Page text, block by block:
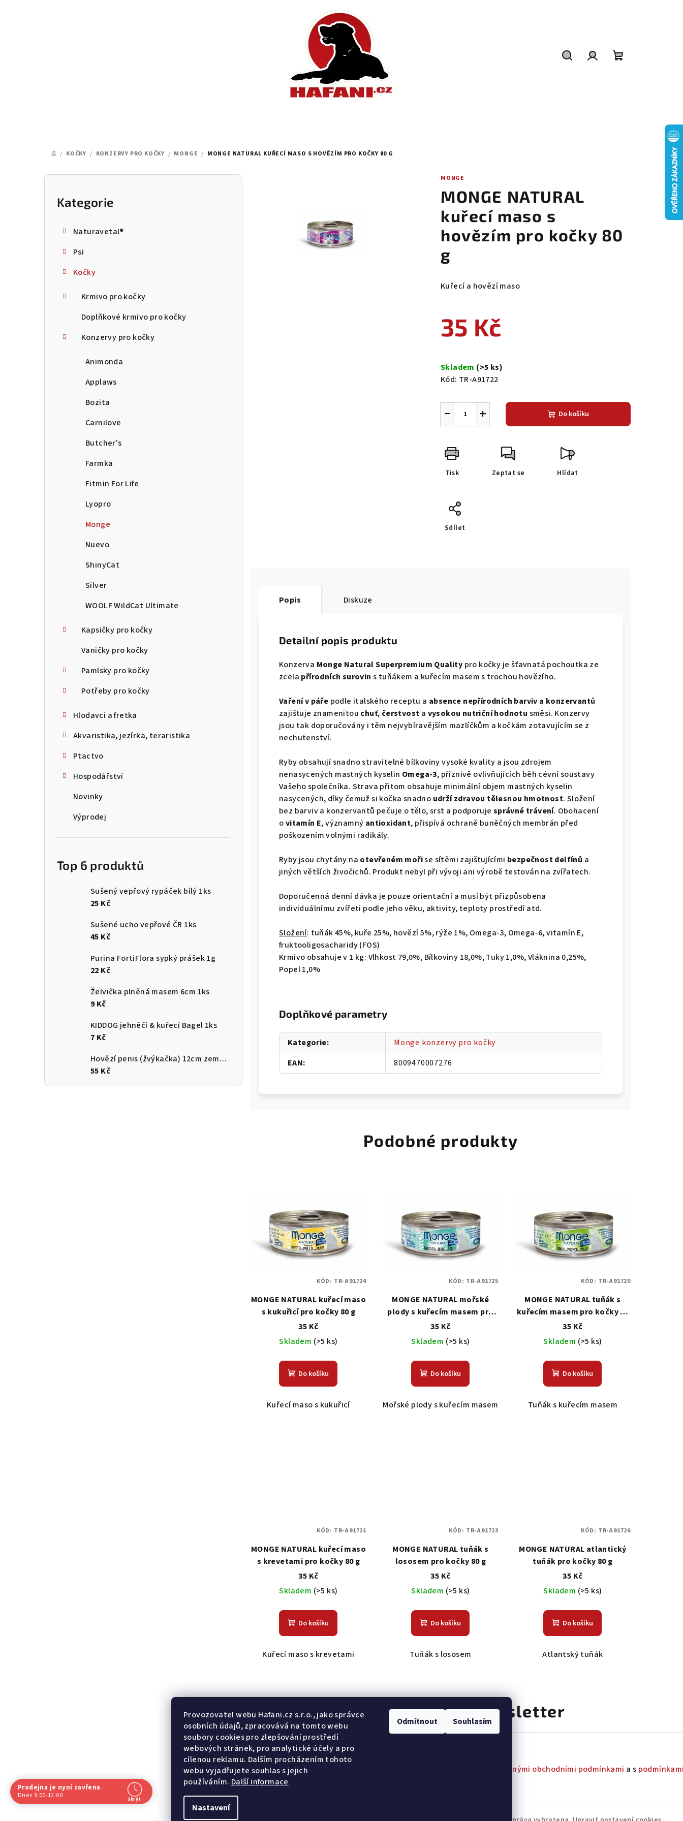
Provozovatel webu Hafani.cz s.r.o., jako správce
osobních údajů, zpracovává na tomto webu
soubory cookies pro zlepšování prostředí
webových stránek, pro analytické účely a pro
cílenou reklamu. Dalším procházením tohoto
webu vyjadřujete souhlas s jejich
používáním. Další informace
Nastavení
Odmítnout Souhlasím
DOMŮ
/ KOČKY / KONZERVY PRO KOČKY / MONGE / MONGE NATURAL KUŘECÍ MASO S HOVĚZÍM PRO KOČKY 80 G
P
Přeskočit
kategorie
Kategorie
Naturavetal®
Psi
Kočky
Krmivo pro kočky
Doplňkové krmivo pro kočky
Konzervy pro kočky
Animonda
Applaws
Bozita
Carnilove
Butcher's
Farmka
Fitmin For Life
Lyopro
Monge
Nuevo
ShinyCat
Silver
WOOLF WildCat Ultimate
Kapsičky pro kočky
Vaničky pro kočky
Pamlsky pro kočky
Potřeby pro kočky
Hlodavci a fretka
Akvaristika, jezírka, teraristika
Ptactvo
Hospodářství
Novinky
Výprodej
Top 6 produktů
Sušený vepřový rypáček bílý 1ks
25 Kč
Sušené ucho vepřové ČR 1ks
45 Kč
Purina FortiFlora sypký prášek 1g
22 Kč
Želvička plněná masem 6cm 1ks
9 Kč
KIDDOG jehněčí & kuřecí Bagel 1ks
7 Kč
Hovězí penis (žvýkačka) 12cm země původu ČR
55 Kč
MONGE
MONGE NATURAL
kuřecí maso s
hovězím pro kočky 80
g
Kuřecí a hovězí maso
35 Kč
cena:
Skladem (>5 ks)
Kód: TR-A91722
+
− Do košíku
Tisk Zeptat se Hlídat
Sdílet
Popis Diskuze
Detailní popis produktu
Konzerva Monge Natural Superpremium Quality pro kočky je šťavnatá pochoutka ze
zcela přírodních surovins tuňákem a kuřecím masem s trochou hovězího.
Vaření v páře podle italského receptu a absence nepřírodních barviv a konzervantů
zajišťuje znamenitou chuť, čerstvost a vysokou nutriční hodnotu směsi. Konzervy
jsou tak doporučovány i těm nejvybíravějším mazlíčkům a kočkám zotavujícím se z
nechutenství.
Ryby obsahují snadno stravitelné bílkoviny vysoké kvality a jsou zdrojem
nenasycených mastných kyselin Omega-3, příznivě ovlivňujících běh cévní soustavy
Vašeho společníka. Strava přitom obsahuje minimální objem mastných kyselin
nasycených, díky čemuž si kočka snadno udrží zdravou tělesnou hmotnost. Složení
bez barviv a konzervantů pečuje o tělo, srst a podporuje správné trávení. Obohacení
ovitamín E, významný antioxidant, přispívá ochraně buněčných membrán před
poškozením volnými radikály.
Ryby jsou chytány na otevřeném mořise sítěmi zajišťujícími bezpečnost delfínů a
jiných větších živočichů. Produkt nebyl při vývoji ani výrobě testován na zvířatech.
Doporučenná denní dávka je pouze orientační a musí být přizpůsobena
individuálnímu zvířeti podle jeho věku, aktivity, teploty prostředí atd.
Složení: tuňák 45%, kuře 25%, hovězí 5%, rýže 1%, Omega-3, Omega-6, vitamín E,
fruktooligosacharidy (FOS)
Krmivo obsahuje v 1 kg: Vlhkost 79,0%, Bílkoviny 18,0%, Tuky 1,0%, Vláknina 0,25%,
Popel 1,0%
Doplňkové parametry
Kategorie:
Monge konzervy pro kočky
EAN: 8009470007276
Podobné produkty
MONGE NATURAL kuřecí maso
s kukuřicí pro kočky 80 g
35 Kč
Skladem (>5 ks)
Do košíku
Kuřecí maso s kukuřicí
KÓD: TR-A91724
MONGE NATURAL mořské
plody s kuřecím masem pro
kočky 80 g
35 Kč
Skladem (>5 ks)
Do košíku
Mořské plody s kuřecím masem
KÓD: TR-A91725
MONGE NATURAL tuňák s
kuřecím masem pro kočky 80
g
35 Kč
Skladem (>5 ks)
Do košíku
Tuňák s kuřecím masem
KÓD: TR-A91720
MONGE NATURAL kuřecí maso
s krevetami pro kočky 80 g
35 Kč
Skladem (>5 ks)
Do košíku
Kuřecí maso s krevetami
KÓD: TR-A91721
MONGE NATURAL tuňák s
lososem pro kočky 80 g
35 Kč
Skladem (>5 ks)
Do košíku
Tuňák s lososem
KÓD: TR-A91723
MONGE NATURAL atlantický
tuňák pro kočky 80 g
35 Kč
Skladem (>5 ks)
Do košíku
Atlantský tuňák
KÓD: TR-A91726
Odebírat newsletter
všeobecnými obchodními podmínkami a s
Prodejna je nyní zavřena
Dnes 9:00-12:00 Skrýt